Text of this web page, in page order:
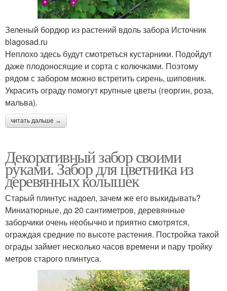
Зеленый бордюр из растений вдоль забора Источник
blagosad.ru
Неплохо здесь будут смотреться кустарники. Подойдут
даже плодоносящие и сорта с колючками. Поэтому
рядом с забором можно встретить сирень, шиповник.
Украсить ограду помогут крупные цветы (георгин, роза,
мальва).
читать дальше →
Декоративный забор своими
руками. Забор для цветника из
деревянных колышек
Старый плинтус надоел, зачем же его выкидывать?
Миниатюрные, до 20 сантиметров, деревянные
заборчики очень необычно и приятно смотрятся,
ограждая средние по высоте растения. Постройка такой
ограды займет несколько часов времени и пару тройку
метров старого плинтуса.